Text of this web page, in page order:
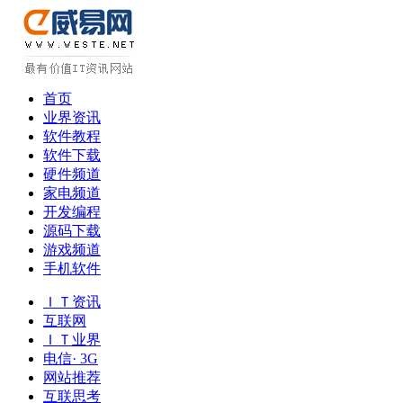
首页
业界资讯
软件教程
软件下载
硬件频道
家电频道
开发编程
源码下载
游戏频道
手机软件
ＩＴ资讯
互联网
ＩＴ业界
电信· 3G
网站推荐
互联思考